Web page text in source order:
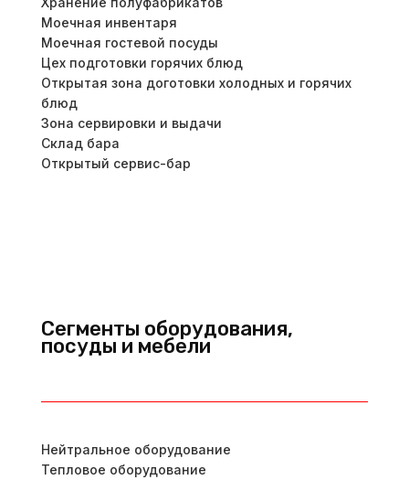
Моечная инвентаря
Моечная гостевой посуды
Цех подготовки горячих блюд
Открытая зона доготовки холодных и горячих
блюд
Зона сервировки и выдачи
Склад бара
Открытый сервис-бар
Сегменты оборудования,
посуды и мебели
Нейтральное оборудование
Тепловое оборудование